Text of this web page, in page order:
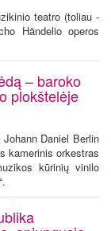
teatro (toliau -
Händelio operos
– baroko
plokštelėje
Daniel Berlin
kamerinis orkestras
kūrinių vinilo